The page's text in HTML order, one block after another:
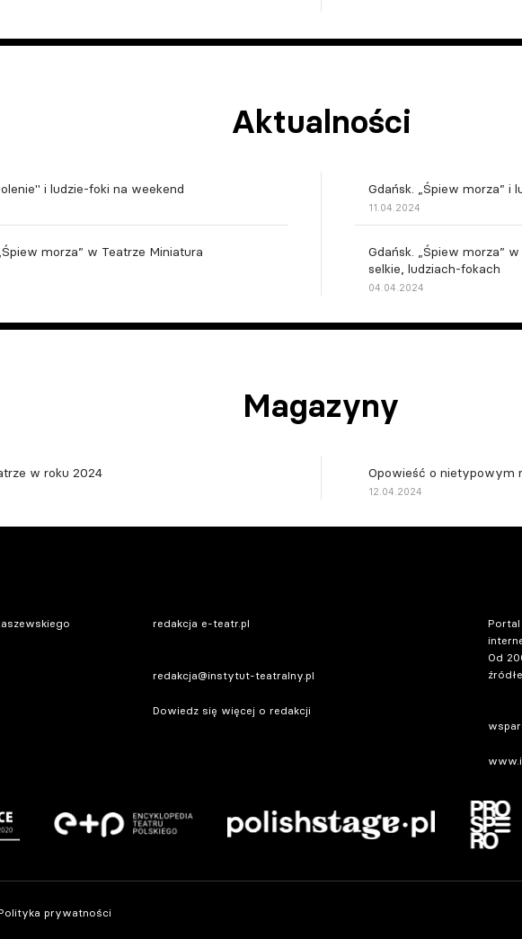
Aktualności
i ludzie-foki na weekend
morza” w Teatrze Miniatura
Gdańsk. „Śpiew morza” i
11.04.2024
Gdańsk. „Śpiew morza”
selkie, ludziach-fokach
04.04.2024
Magazyny
w roku 2024 Opowieść o nietypowym
12.04.2024
redakcja e-teatr.pl
redakcja@instytut-teatralny.pl
Dowiedz się więcej o redakcji
Od
prywatności